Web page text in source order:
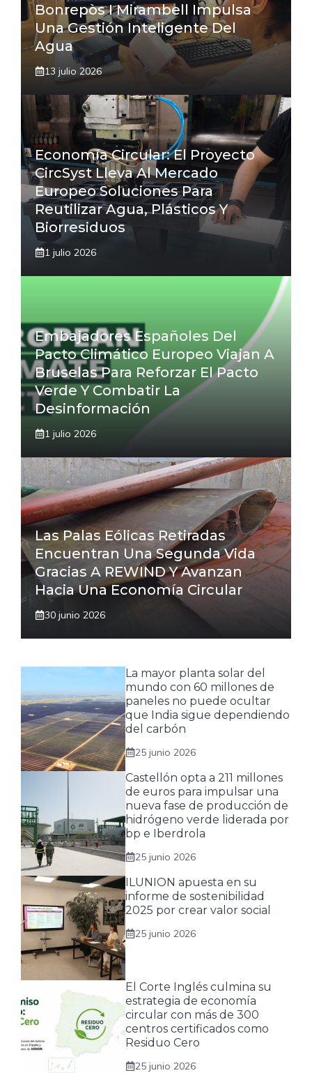
Bonrepòs I Mirambell Impulsa
Una Gestión Inteligente Del
Agua
13 julio 2026
Economía Circular: El Proyecto
CircSyst Lleva Al Mercado
Europeo Soluciones Para
Reutilizar Agua, Plásticos Y
Biorresiduos
1 julio 2026
Embajadores Españoles Del
Pacto Climático Europeo Viajan A
Bruselas Para Reforzar El Pacto
Verde Y Combatir La
Desinformación
1 julio 2026
Las Palas Eólicas Retiradas
Encuentran Una Segunda Vida
Gracias A REWIND Y Avanzan
Hacia Una Economía Circular
30 junio 2026
La mayor planta solar del
mundo con 60 millones de
paneles no puede ocultar
que India sigue dependiendo
del carbón
25 junio 2026
Castellón opta a 211 millones
de euros para impulsar una
nueva fase de producción de
hidrógeno verde liderada por
bp e Iberdrola
25 junio 2026
ILUNION apuesta en su
informe de sostenibilidad
2025 por crear valor social
25 junio 2026
El Corte Inglés culmina su
estrategia de economía
circular con más de 300
centros certificados como
Residuo Cero
25 junio 2026